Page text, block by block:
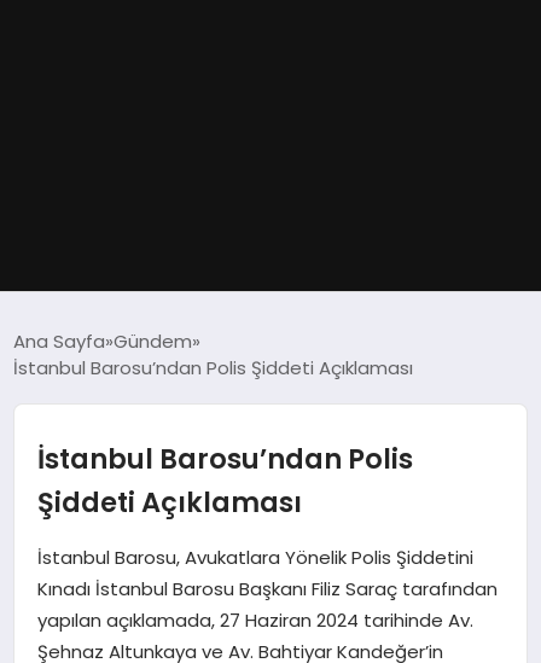
EĞITIM
EKONOMI
MAGAZIN
SAĞLIK
Ana Sayfa Gündem
İstanbul Barosu’ndan Polis Şiddeti Açıklaması
İstanbul Barosu’ndan Polis
Şiddeti Açıklaması
İstanbul Barosu, Avukatlara Yönelik Polis Şiddetini
Kınadı İstanbul Barosu Başkanı Filiz Saraç tarafından
yapılan açıklamada, 27 Haziran 2024 tarihinde Av.
Şehnaz Altunkaya ve Av. Bahtiyar Kandeğer’in